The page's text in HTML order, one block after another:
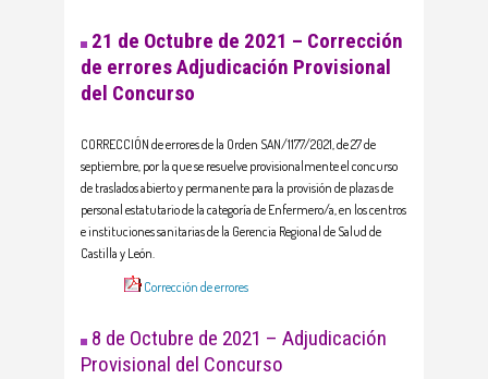
21 de Octubre de 2021 – Corrección
de errores Adjudicación Provisional
del Concurso
CORRECCIÓN de errores de la Orden SAN/1177/2021, de 27 de
septiembre, por la que se resuelve provisionalmente el concurso
de traslados abierto y permanente para la provisión de plazas de
personal estatutario de la categoría de Enfermero/a, en los centros
e instituciones sanitarias de la Gerencia Regional de Salud de
Castilla y León.
Corrección de errores
8 de Octubre de 2021 – Adjudicación
Provisional del Concurso